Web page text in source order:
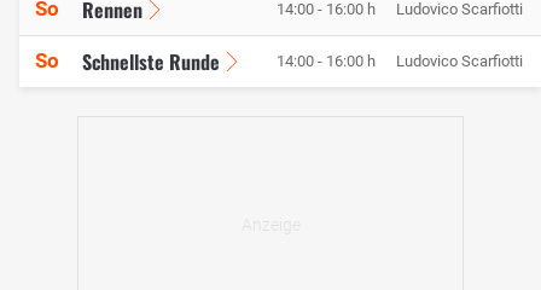
So Rennen 14:00 - 16:00 h Ludovico Scarfiotti
So Schnellste Runde 14:00 - 16:00 h Ludovico Scarfiotti